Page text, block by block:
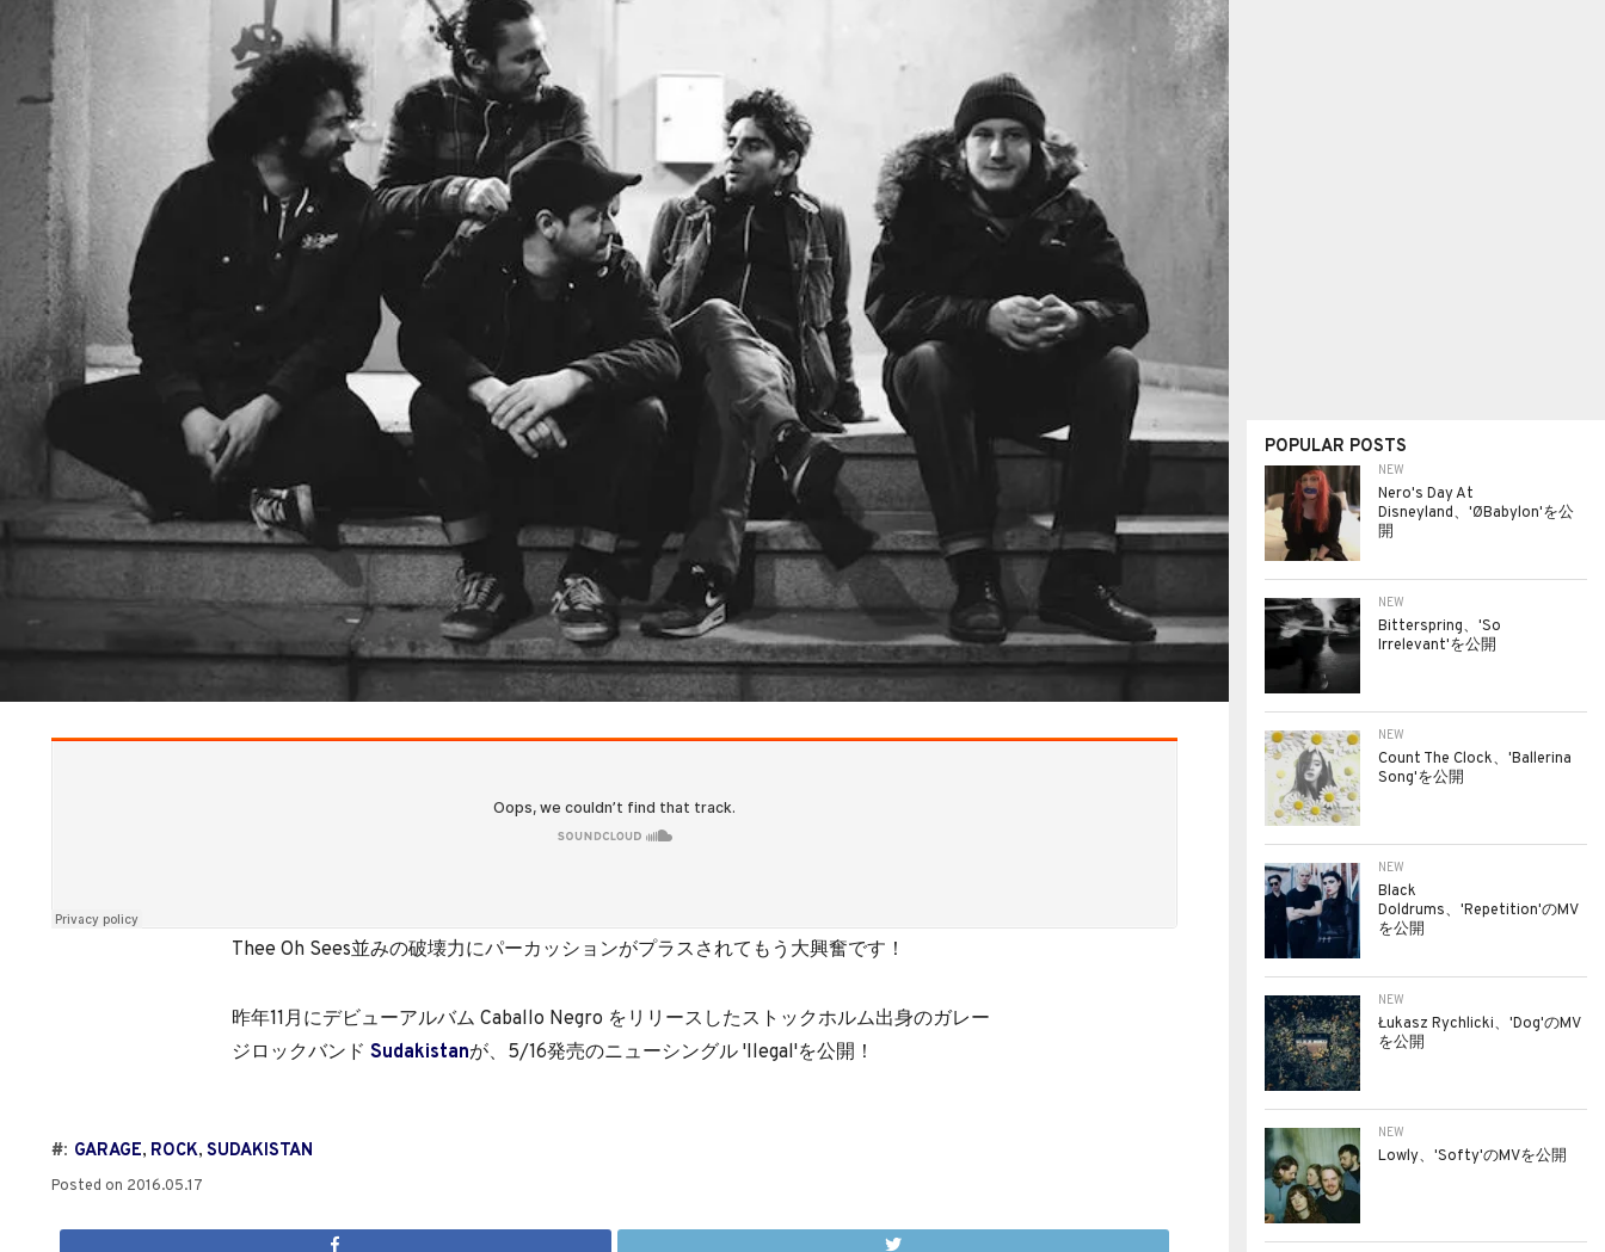
Thee Oh Sees並みの破壊力にパーカッションがプラスされてもう大興奮です！
昨年11月にデビューアルバム Caballo Negro をリリースしたストックホルム出身のガレー
ジロックバンドSudakistanが、5/16発売のニューシングル 'Ilegal'を公開！
#: GARAGE, ROCK, SUDAKISTAN
Posted on 2016.05.17
POPULAR POSTS
NEW
Nero's Day At
Disneyland、'ØBabylon'を公
開
NEW
Bitterspring、'So
Irrelevant'を公開
NEW
Count The Clock、'Ballerina
Song'を公開
NEW
Black
Doldrums、'Repetition'のMV
を公開
NEW
Łukasz Rychlicki、'Dog'のMV
を公開
NEW
Lowly、'Softy'のMVを公開